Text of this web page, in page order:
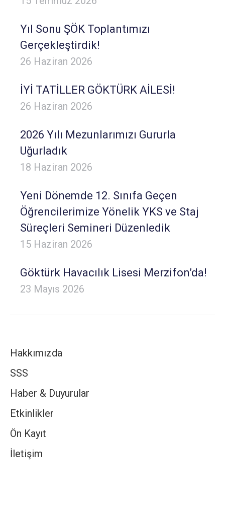
Yıl Sonu ŞÖK Toplantımızı
Gerçekleştirdik!
26 Haziran 2026
İYİ TATİLLER GÖKTÜRK AİLESİ!
26 Haziran 2026
2026 Yılı Mezunlarımızı Gururla
Uğurladık
18 Haziran 2026
Yeni Dönemde 12. Sınıfa Geçen
Öğrencilerimize Yönelik YKS ve Staj
Süreçleri Semineri Düzenledik
15 Haziran 2026
Göktürk Havacılık Lisesi Merzifon’da!
23 Mayıs 2026
Hakkımızda
SSS
Haber & Duyurular
Etkinlikler
Ön Kayıt
İletişim